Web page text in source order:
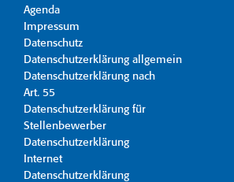
Agenda
Impressum
Datenschutz
Datenschutzerklärung allgemein
Datenschutzerklärung nach
Art. 55
Datenschutzerklärung für
Stellenbewerber
Datenschutzerklärung
Internet
Datenschutzerklärung